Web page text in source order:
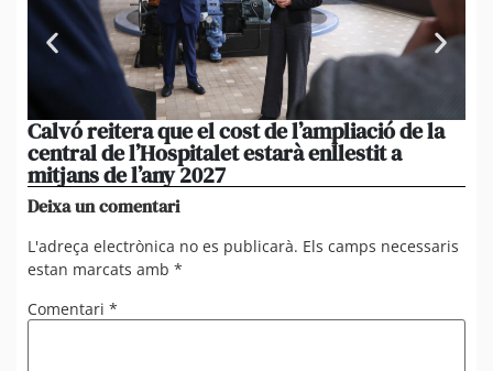
Calvó reitera que el cost de l’ampliació de la
central de l’Hospitalet estarà enllestit a
mitjans de l’any 2027
Deixa un comentari
L'adreça electrònica no es publicarà. Els camps necessaris
estan marcats amb *
Comentari *